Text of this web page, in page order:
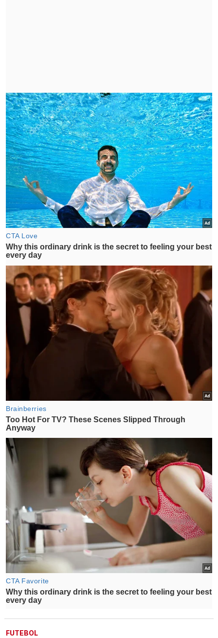
FUTEBOL